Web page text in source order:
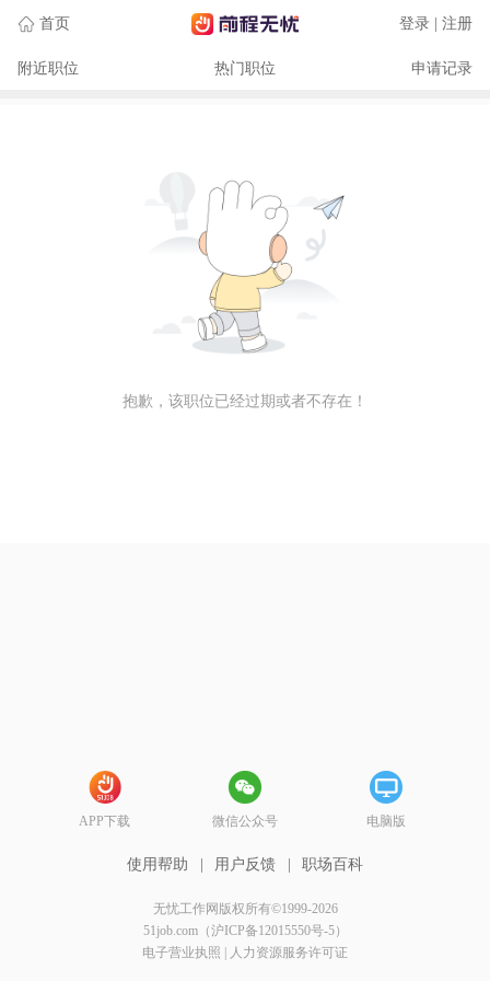
首页 登录 | 注册
附近职位 热门职位 申请记录
抱歉，该职位已经过期或者不存在！
APP下载 微信公众号 电脑版
使用帮助 用户反馈 职场百科
无忧工作网版权所有©1999-2026
51job.com（沪ICP备12015550号-5）
电子营业执照
人力资源服务许可证